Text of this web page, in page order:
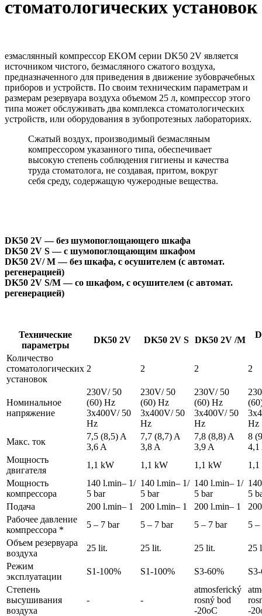
стоматологических установок
езмаслянный компрессор EKOM серии DK50 2V является
источником чистого, безмасляного сжатого воздуха,
предназначенного для приведения в движение зубоврачебных
приборов и устройств. По своим техническим параметрам и
размерам резервуара воздуха объемом 25 л, компрессор этого
типа может обслуживать два комплекса стоматологических
устройств, или оборудования в зубопротезных лабораториях.
Сжатый воздух, производимый безмасляным
компрессором указанного типа, обеспечивает
высокую степень соблюдения гигиены и качества
труда стоматолога, не создавая, притом, вокруг
себя среду, содержащую чужеродные вещества.
DK50 2V — без шумопоглощающего шкафа
DK50 2V S — с шумопоглощающим шкафом
DK50 2V/ M — без шкафа, с осушителем (с автомат.
регенерацией)
DK50 2V S/M — со шкафом, с осушителем (с автомат.
регенерацией)
Технические
параметры
DK50 2V DK50 2V S DK50 2V /M
Количество
стоматологических
установок
2 2 2 2
Номинальное
напряжение
230V/ 50
(60) Hz
3x400V/ 50
Hz
230V/ 50
(60) Hz
3x400V/ 50
Hz
230V/ 50
(60) Hz
3x400V/ 50
Hz
Hz
Макс. ток
7,5 (8,5) A
3,6 A
7,7 (8,7) A
3,8 A
7,8 (8,8) A
3,9 A
8
4,1
Мощность
двигателя
1,1 kW 1,1 kW 1,1 kW
Мощность
компрессора
140 l.min– 1/
5 bar
140 l.min– 1/
5 bar
140 l.min– 1/
5 bar
5
Подача
200 l.min– 1 200 l.min– 1 200 l.min– 1
Рабочее давление
компрессора *
5 – 7 bar 5 – 7 bar 5 – 7 bar
5 –
Объем резервуара
воздуха
25 lit. 25 lit. 25 lit.
25
Режим
эксплуатации
S1-100% S1-100% S3-60%
Степень
высушивания
воздуха
- -
atmosferický
rosný bod
-20oC
-